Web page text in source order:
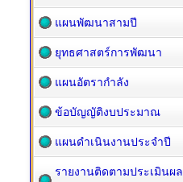
แผนพัฒนาสามปี
ยุทธศาสตร์การพัฒนา
แผนอัตรากำลัง
ข้อบัญญัติงบประมาณ
แผนดำเนินงานประจำปี
รายงานติดตามประเมินผล